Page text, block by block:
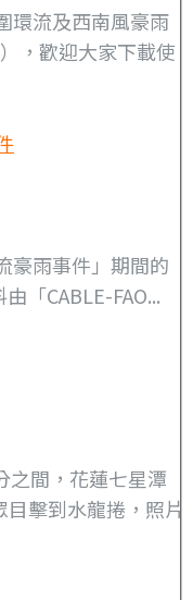
環流及西南風豪雨
，歡迎大家下載使
豪雨事件」期間的
「CABLE-FAO...
之間，花蓮七星潭
擊到水龍捲，照片